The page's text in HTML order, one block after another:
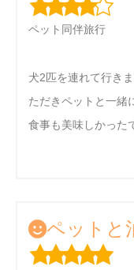
ペット同伴旅行
犬2匹を連れて行き
ただきペットと一緒
食事も美味しかった
ペットと